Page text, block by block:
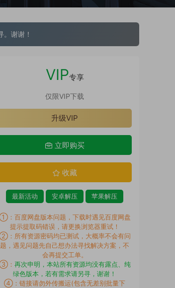
谢谢！
VIP专享
仅限VIP下载
升级VIP
立即购买
收藏
最新活动 安卓解压 苹果解压
：百度网盘版本问题，下载时遇见百度网盘
提示提取码错误，请更换浏览器重试！
：所有资源密码均已测试，大概率不会有问
题，遇见问题先自己想办法寻找解决方案，不
会再提交工单。
： 再次申明，本站所有资源均没有露点、纯
绿色版本，若有需求请另寻，谢谢！
④：链接请勿外传搬运(包含无差别批量下